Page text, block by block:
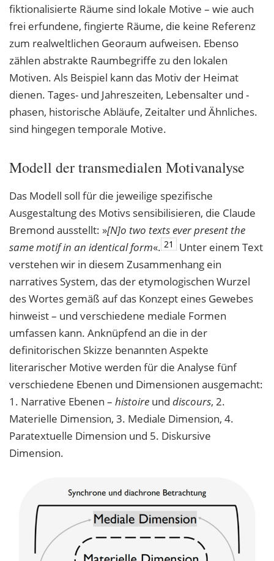
fiktionalisierte Räume sind lokale Motive – wie auch
frei erfundene, fingierte Räume, die keine Referenz
zum realweltlichen Georaum aufweisen. Ebenso
zählen abstrakte Raumbegriffe zu den lokalen
Motiven. Als Beispiel kann das Motiv der Heimat
dienen. Tages- und Jahreszeiten, Lebensalter und -
phasen, historische Abläufe, Zeitalter und Ähnliches.
sind hingegen temporale Motive.
Modell der transmedialen Motivanalyse
Das Modell soll für die jeweilige spezifische
Ausgestaltung des Motivs sensibilisieren, die Claude
Bremond ausstellt: »[N]o two texts ever present the
same motif in an identicalform«. 21
Unter einem Text
verstehen wir in diesem Zusammenhang ein
narratives System, das der etymologischen Wurzel
des Wortes gemäß auf das Konzept eines Gewebes
hinweist – und verschiedene mediale Formen
umfassen kann. Anknüpfend an die in der
definitorischen Skizze benannten Aspekte
literarischer Motive werden für die Analyse fünf
verschiedene Ebenen und Dimensionen ausgemacht:
1. Narrative Ebenen – histoire und discours, 2.
Materielle Dimension, 3. Mediale Dimension, 4.
Paratextuelle Dimension und 5. Diskursive
Dimension.